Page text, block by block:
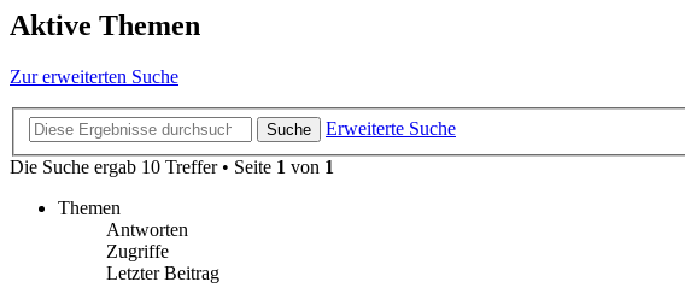
Aktive Themen
Zur erweiterten Suche
Suche
Erweiterte Suche
Die Suche ergab 10 Treffer • Seite 1 von 1
Themen
Antworten
Zugriffe
Letzter Beitrag